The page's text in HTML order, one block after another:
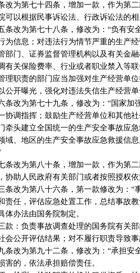
改为第七十四条，增加一款，作为第
可以根据民事诉讼法、行政诉讼法的
条改为第七十八条，修改为：“负有
为信息；对违法行为情节严重的生产
部门、证券监督管理机构以及有关金
有关保险费率、行业或者职业禁入等
理职责的部门应当加强对生产经营单
公开曝光，强化对违法失信生产经营
条改为第七十九条，修改为：“国家
协调指挥；鼓励生产经营单位和其他
牵头建立全国统一的生产安全事故应
域、地区的生产安全事故应急救援信
条改为第八十条，增加一款，作为第
协助人民政府有关部门或者按照授权
条改为第八十六条，第一款修改为：
责任，评估应急处置工作，总结事故
体办法由国务院制定。
款：负责事故调查处理的国务院有关
会公开评估结果；对不履行职责导致
条改为第九十二条，修改为：“承担
害的，依法承担赔偿责任。